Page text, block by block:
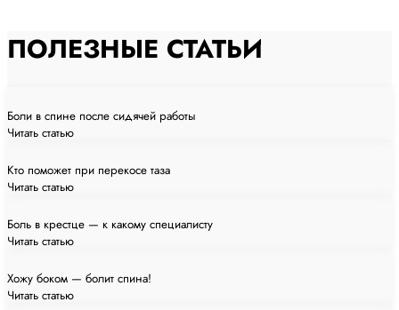
ПОЛЕЗНЫЕ СТАТЬИ
Боли в спине после сидячей работы
Читать статью
Кто поможет при перекосе таза
Читать статью
Боль в крестце — к какому специалисту
Читать статью
Хожу боком — болит спина!
Читать статью